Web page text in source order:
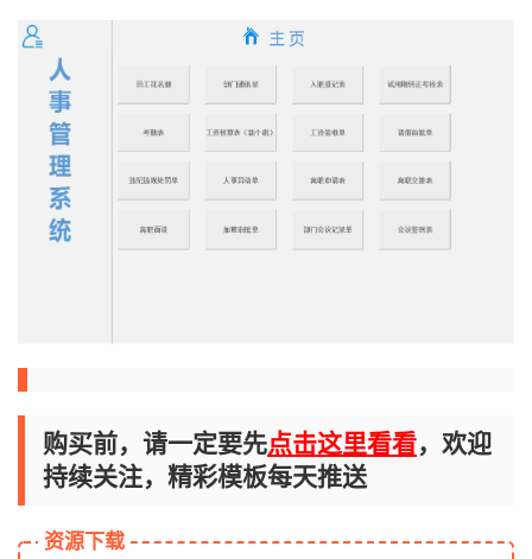
购买前，请一定要先点击这里看看，欢迎
持续关注，精彩模板每天推送
资源下载